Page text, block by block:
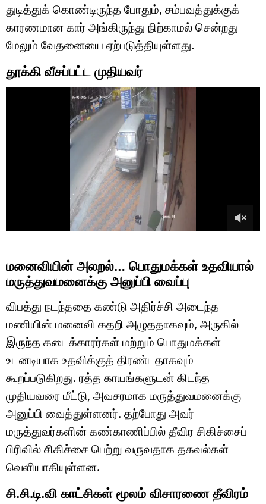
துடித்துக் கொண்டிருந்த போதும், சம்பவத்துக்குக்
காரணமான கார் அங்கிருந்து நிற்காமல் சென்றது
மேலும் வேதனையை ஏற்படுத்தியுள்ளது.
தூக்கி வீசப்பட்ட முதியவர்
மனைவியின் அலறல்… பொதுமக்கள் உதவியால்
மருத்துவமனைக்கு அனுப்பி வைப்பு
விபத்து நடந்ததை கண்டு அதிர்ச்சி அடைந்த
மணியின் மனைவி கதறி அழுததாகவும், அருகில்
இருந்த கடைக்காரர்கள் மற்றும் பொதுமக்கள்
உடனடியாக உதவிக்குத் திரண்டதாகவும்
கூறப்படுகிறது. ரத்த காயங்களுடன் கிடந்த
முதியவரை மீட்டு, அவசரமாக மருத்துவமனைக்கு
அனுப்பி வைத்துள்ளனர். தற்போது அவர்
மருத்துவர்களின் கண்காணிப்பில் தீவிர சிகிச்சைப்
பிரிவில் சிகிச்சை பெற்று வருவதாக தகவல்கள்
வெளியாகியுள்ளன.
சி.சி.டி.வி காட்சிகள் மூலம் விசாரணை தீவிரம்